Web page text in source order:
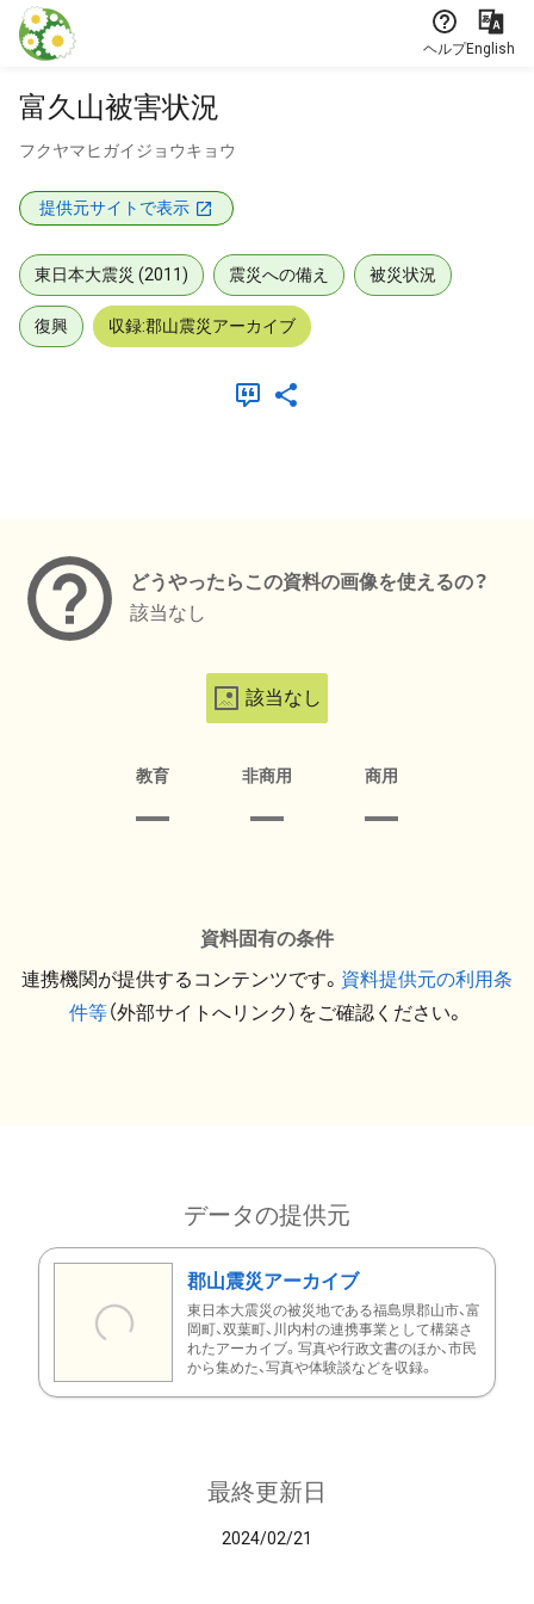
本文に飛ぶ
ヘルプEnglish
富久山被害状況
フクヤマヒガイジョウキョウ
提供元サイトで表示
東日本大震災 (2011) 震災への備え 被災状況
復興 収録:郡山震災アーカイブ
どうやったらこの資料の画像を使えるの？
該当なし
該当なし
教育 非商用 商用
資料固有の条件
連携機関が提供するコンテンツです。 資料提供元の利用条
件等（外部サイトへリンク）をご確認ください。
データの提供元
郡山震災アーカイブ
東日本大震災の被災地である福島県郡山市、富
岡町、双葉町、川内村の連携事業として構築さ
れたアーカイブ。写真や行政文書のほか、市民
から集めた、写真や体験談などを収録。
最終更新日
2024/02/21